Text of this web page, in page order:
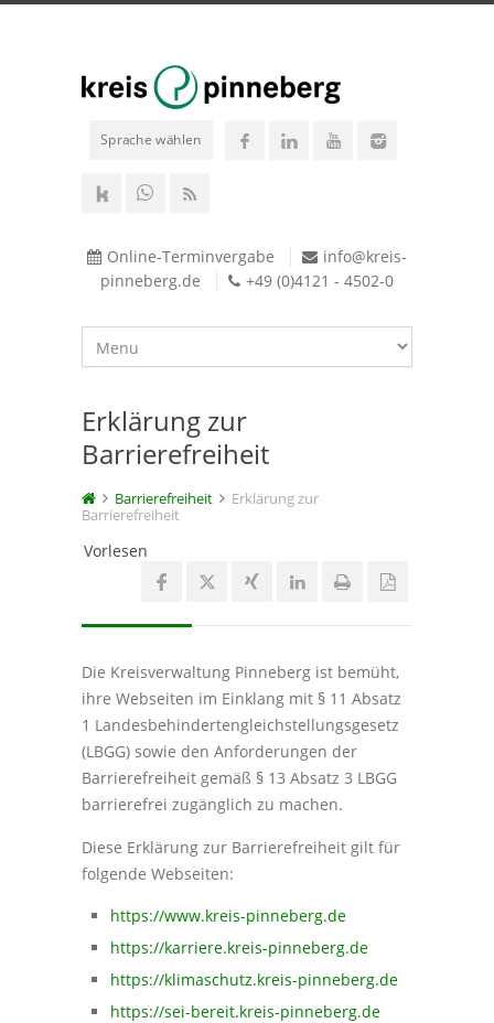
Sprache wählen
Online-Terminvergabe
info@kreis-
pinneberg.de
+49 (0)4121 - 4502-0
Erklärung zur
Barrierefreiheit
Barrierefreiheit
Erklärung zur
Barrierefreiheit
Vorlesen
Die Kreisverwaltung Pinneberg ist bemüht,
ihre Webseiten im Einklang mit § 11 Absatz
1 Landesbehindertengleichstellungsgesetz
(LBGG) sowie den Anforderungen der
Barrierefreiheit gemäß § 13 Absatz 3 LBGG
barrierefrei zugänglich zu machen.
Diese Erklärung zur Barrierefreiheit gilt für
folgende Webseiten:
https://www.kreis-pinneberg.de
https://karriere.kreis-pinneberg.de
https://klimaschutz.kreis-pinneberg.de
https://sei-bereit.kreis-pinneberg.de